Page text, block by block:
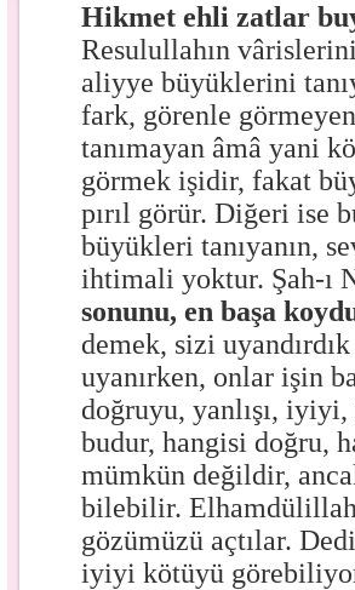
Hikmet ehli zatlar
Resulullahın
aliyye büyüklerini
fark, görenle
tanımayan âmâ yani
görmek işidir, fakat
pırıl görür. Diğeri ise
büyükleri tanıyanın,
ihtimali yoktur. Şah-ı
sonunu, en başa
demek, sizi
uyanırken, onlar işin
doğruyu, yanlışı,
budur, hangisi doğru,
mümkün değildir,
bilebilir.
gözümüzü açtılar.
iyiyi kötüyü